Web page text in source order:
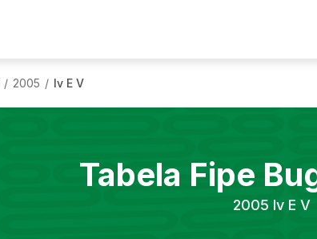
/ 2005 / Iv E V
Tabela Fipe
2005 Iv E V